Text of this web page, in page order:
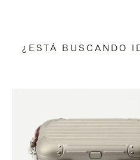
¿ESTÁ BUSCANDO